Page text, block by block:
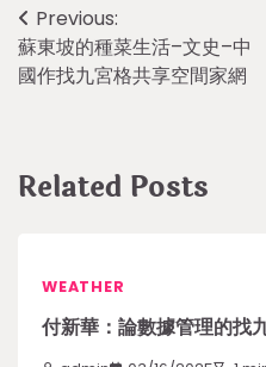
Post
navigation
Previous:
蘇東坡的種菜生活–文史–中
國作找九宮格共享空間家網
Related Posts
WEATHER
付新華：論數據管理的找